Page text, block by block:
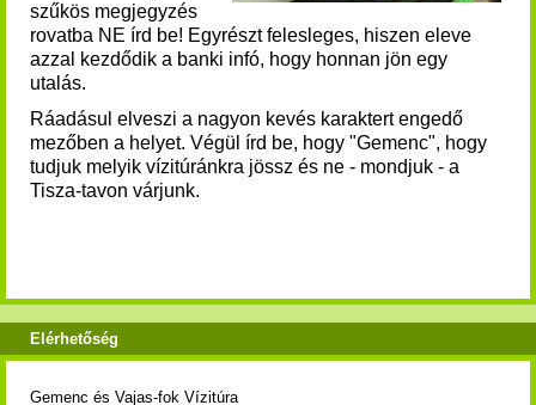
szűkös megjegyzés
rovatba NE írd be! Egyrészt felesleges, hiszen eleve
azzal kezdődik a banki infó, hogy honnan jön egy
utalás.
Ráadásul elveszi a nagyon kevés karaktert engedő
mezőben a helyet. Végül írd be, hogy "Gemenc", hogy
tudjuk melyik vízitúránkra jössz és ne - mondjuk - a
Tisza-tavon várjunk.
Elérhetőség
Gemenc és Vajas-fok Vízitúra